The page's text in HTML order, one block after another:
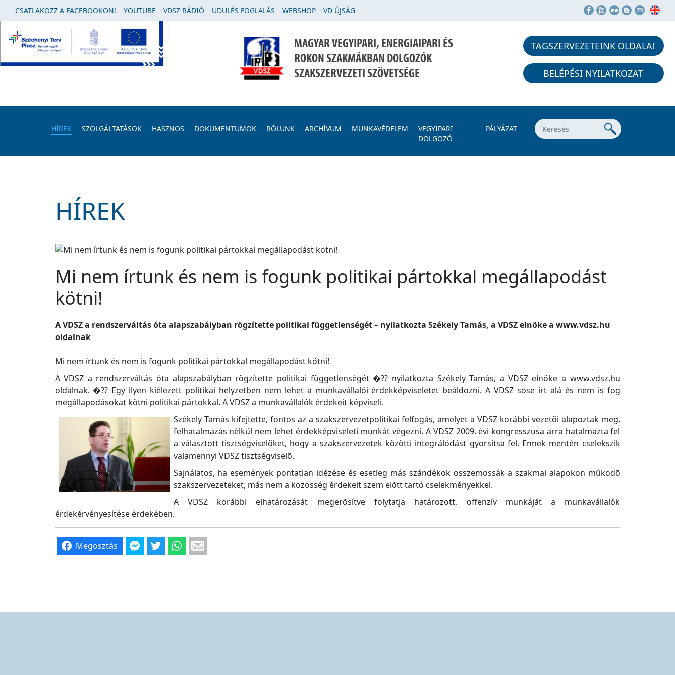
CSATLAKOZZ A FACEBOOKON! YOUTUBE VDSZ RÁDIÓ ÜDÜLÉS FOGLALÁS WEBSHOP VD ÚJSÁG
MAGYAR VEGYIPARI, ENERGIAIPARI ÉS
ROKON SZAKMÁKBAN DOLGOZÓK
SZAKSZERVEZETI SZÖVETSÉGE
TAGSZERVEZETEINK OLDALAI
BELÉPÉSI NYILATKOZAT
HÍREK SZOLGÁLTATÁSOK HASZNOS DOKUMENTUMOK RÓLUNK ARCHÍVUM MUNKAVÉDELEM
VEGYIPARI
DOLGOZÓ
PÁLYÁZAT
HÍREK
Mi nem írtunk és nem is fogunk politikai pártokkal megállapodást
kötni!
A VDSZ a rendszerváltás óta alapszabályban rögzítette politikai függetlenségét – nyilatkozta Székely Tamás, a VDSZ elnöke a www.vdsz.hu
oldalnak
Mi nem írtunk és nem is fogunk politikai pártokkal megállapodást kötni!
A VDSZ a rendszerváltás óta alapszabályban rögzítette politikai függetlenségét �?? nyilatkozta Székely Tamás, a VDSZ elnöke a www.vdsz.hu
oldalnak. �?? Egy ilyen kiélezett politikai helyzetben nem lehet a munkavállalói érdekképviseletet beáldozni. A VDSZ sose írt alá és nem is fog
megállapodásokat kötni politikai pártokkal. A VDSZ a munkavállalók érdekeit képviseli.
Székely Tamás kifejtette, fontos az a szakszervezetpolitikai felfogás, amelyet a VDSZ korábbi vezetõi alapoztak meg,
felhatalmazás nélkül nem lehet érdekképviseleti munkát végezni. A VDSZ 2009. évi kongresszusa arra hatalmazta fel
a választott tisztségviselõket, hogy a szakszervezetek közötti integrálódást gyorsítsa fel. Ennek mentén cselekszik
valamennyi VDSZ tisztségviselõ.
Sajnálatos, ha események pontatlan idézése és esetleg más szándékok összemossák a szakmai alapokon mûködõ
szakszervezeteket, más nem a közösség érdekeit szem elõtt tartó cselekményekkel.
A VDSZ korábbi elhatározását megerõsítve folytatja határozott, offenzív munkáját a munkavállalók
érdekérvényesítése érdekében.
Megosztás